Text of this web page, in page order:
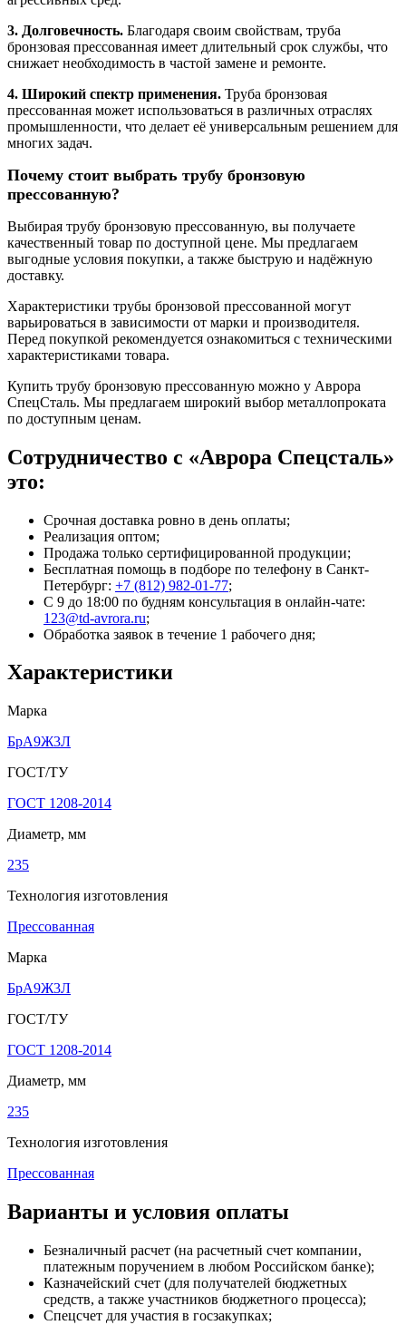
3. Долговечность. Благодаря своим свойствам, труба
бронзовая прессованная имеет длительный срок службы, что
снижает необходимость в частой замене и ремонте.
4. Широкий спектр применения. Труба бронзовая
прессованная может использоваться в различных отраслях
промышленности, что делает её универсальным решением для
многих задач.
Почему стоит выбрать трубу бронзовую
прессованную?
Выбирая трубу бронзовую прессованную, вы получаете
качественный товар по доступной цене. Мы предлагаем
выгодные условия покупки, а также быструю и надёжную
доставку.
Характеристики трубы бронзовой прессованной могут
варьироваться в зависимости от марки и производителя.
Перед покупкой рекомендуется ознакомиться с техническими
характеристиками товара.
Купить трубу бронзовую прессованную можно у Аврора
СпецСталь. Мы предлагаем широкий выбор металлопроката
по доступным ценам.
Сотрудничество с «Аврора Спецсталь»
это:
Срочная доставка ровно в день оплаты;
Реализация оптом;
Продажа только сертифицированной продукции;
Бесплатная помощь в подборе по телефону в Санкт-
Петербург: +7 (812) 982-01-77;
С 9 до 18:00 по будням консультация в онлайн-чате:
123@td-avrora.ru;
Обработка заявок в течение 1 рабочего дня;
Характеристики
Марка
БрА9Ж3Л
ГОСТ/ТУ
ГОСТ 1208-2014
Диаметр, мм
235
Технология изготовления
Прессованная
Марка
БрА9Ж3Л
ГОСТ/ТУ
ГОСТ 1208-2014
Диаметр, мм
235
Технология изготовления
Прессованная
Варианты и условия оплаты
Безналичный расчет (на расчетный счет компании,
платежным поручением в любом Российском банке);
Казначейский счет (для получателей бюджетных
средств, а также участников бюджетного процесса);
Спецсчет для участия в госзакупках;